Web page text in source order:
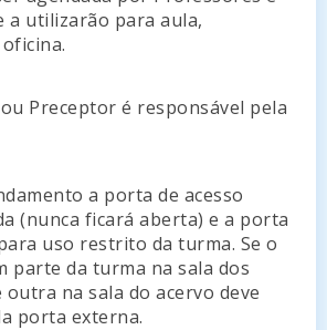
a utilizarão para aula,
Preceptor é responsável pela
a porta de acesso
(nunca ficará aberta) e a porta
uso restrito da turma. Se o
parte da turma na sala dos
na sala do acervo deve
porta externa.